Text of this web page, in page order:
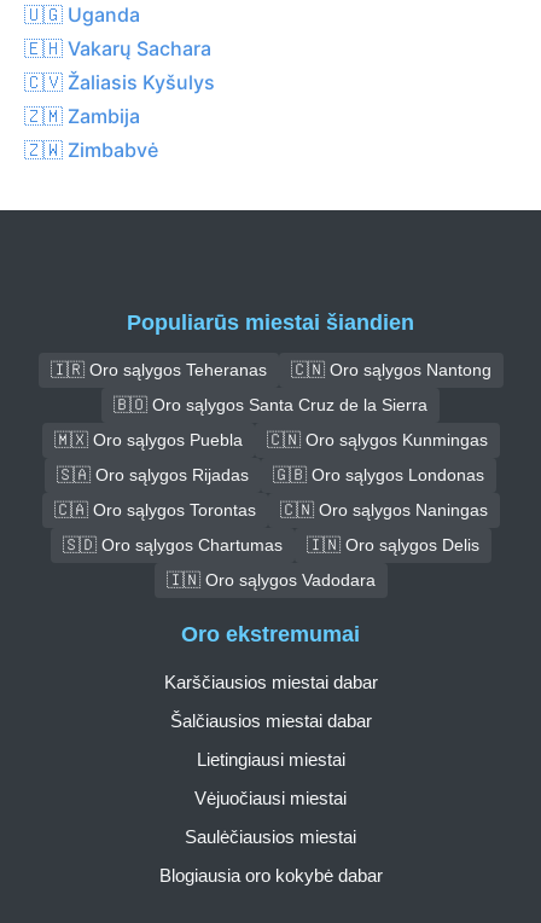
🇺🇬 Uganda
🇪🇭 Vakarų Sachara
🇨🇻 Žaliasis Kyšulys
🇿🇲 Zambija
🇿🇼 Zimbabvė
Populiarūs miestai šiandien
🇮🇷 Oro sąlygos Teheranas
🇨🇳 Oro sąlygos Nantong
🇧🇴 Oro sąlygos Santa Cruz de la Sierra
🇲🇽 Oro sąlygos Puebla
🇨🇳 Oro sąlygos Kunmingas
🇸🇦 Oro sąlygos Rijadas
🇬🇧 Oro sąlygos Londonas
🇨🇦 Oro sąlygos Torontas
🇨🇳 Oro sąlygos Naningas
🇸🇩 Oro sąlygos Chartumas
🇮🇳 Oro sąlygos Delis
🇮🇳 Oro sąlygos Vadodara
Oro ekstremumai
Karščiausios miestai dabar
Šalčiausios miestai dabar
Lietingiausi miestai
Vėjuočiausi miestai
Saulėčiausios miestai
Blogiausia oro kokybė dabar